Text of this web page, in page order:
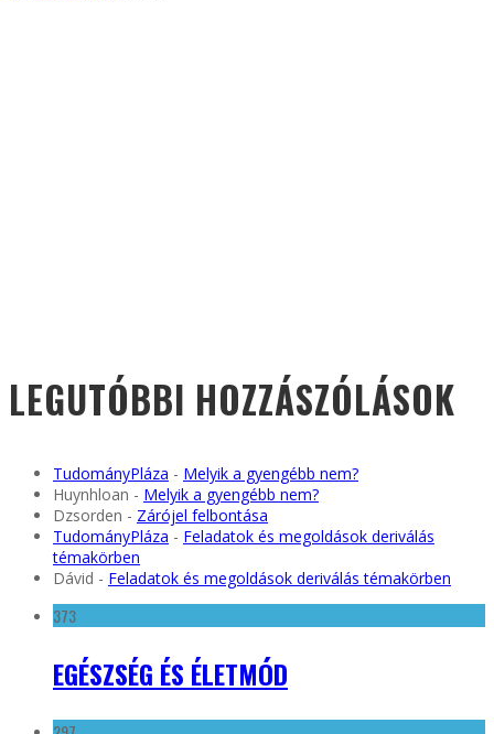
LEGUTÓBBI HOZZÁSZÓLÁSOK
TudományPláza - Melyik a gyengébb nem?
Huynhloan - Melyik a gyengébb nem?
Dzsorden - Zárójel felbontása
TudományPláza - Feladatok és megoldások deriválás
témakörben
Dávid - Feladatok és megoldások deriválás témakörben
373
EGÉSZSÉG ÉS ÉLETMÓD